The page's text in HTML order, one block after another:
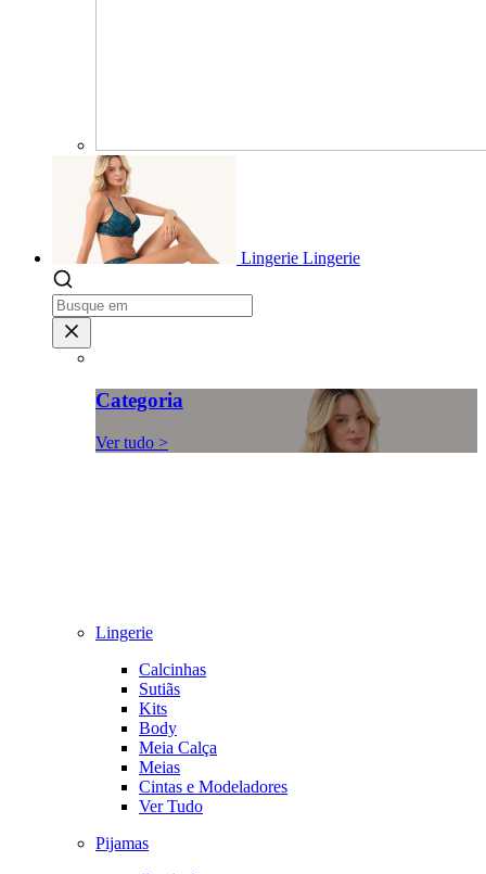
Lingerie Lingerie
Categoria
Ver tudo >
Lingerie
Calcinhas
Sutiãs
Kits
Body
Meia Calça
Meias
Cintas e Modeladores
Ver Tudo
Pijamas